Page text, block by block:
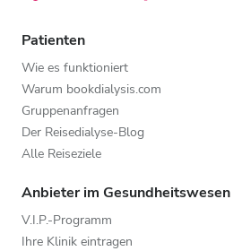
Patienten
Wie es funktioniert
Warum bookdialysis.com
Gruppenanfragen
Der Reisedialyse-Blog
Alle Reiseziele
Anbieter im Gesundheitswesen
V.I.P.-Programm
Ihre Klinik eintragen